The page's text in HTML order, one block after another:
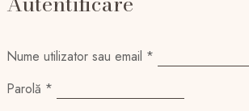
Nume utilizator sau email *
Parolă *